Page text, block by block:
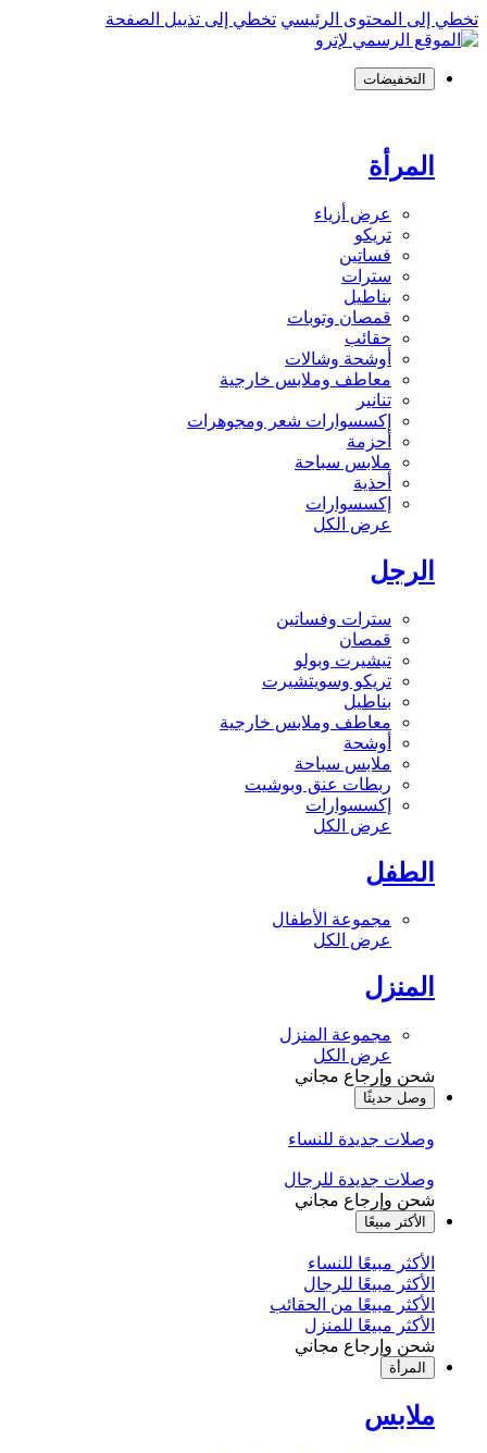
تخطي إلى المحتوى الرئيسي تخطي إلى تذييل الصفحة
التخفيضات
المرأة
عرض أزياء
تريكو
فساتين
سترات
بناطيل
قمصان وتوبات
حقائب
أوشحة وشالات
معاطف وملابس خارجية
تنانير
إكسسوارات شعر ومجوهرات
أحزمة
ملابس سباحة
أحذية
إكسسوارات
عرض الكل
الرجل
سترات وفساتين
قمصان
تيشيرت وبولو
تريكو وسويتشيرت
بناطيل
معاطف وملابس خارجية
أوشحة
ملابس سباحة
ربطات عنق وبوشيت
إكسسوارات
عرض الكل
الطفل
مجموعة الأطفال
عرض الكل
المنزل
مجموعة المنزل
عرض الكل
شحن وإرجاع مجاني
وصل حديثًا
وصلات جديدة للنساء
وصلات جديدة للرجال
شحن وإرجاع مجاني
الأكثر مبيعًا
الأكثر مبيعًا للنساء
الأكثر مبيعًا للرجال
الأكثر مبيعًا من الحقائب
الأكثر مبيعًا للمنزل
شحن وإرجاع مجاني
المرأة
ملابس